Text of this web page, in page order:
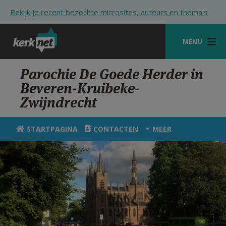
Bekijk je recent bezochte microsites, auteurs en thema's
MENU
STARTPAGINA
KERK
VIERINGEN
SHOP
ZOEKEN
HULP
STARTPAGINA PORTAAL
MIJN PAROCHIE
Parochie De Goede Herder in
Beveren-Kruibeke-
Zwijndrecht
STARTPAGINA CONTACTEN MEER